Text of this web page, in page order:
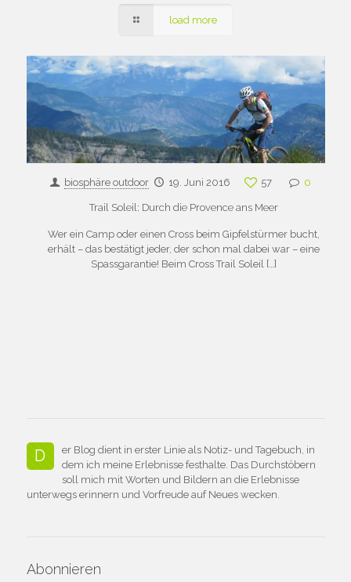
load more
biosphäre outdoor 19. Juni 2016 57 0
Trail Soleil: Durch die Provence ans Meer
Wer ein Camp oder einen Cross beim Gipfelstürmer bucht,
erhält – das bestätigt jeder, der schon mal dabei war – eine
Spassgarantie! Beim Cross Trail Soleil[…]
D
er Blog dient in erster Linie als Notiz- und Tagebuch, in
dem ich meine Erlebnisse festhalte. Das Durchstöbern
soll mich mit Worten und Bildern an die Erlebnisse
unterwegs erinnern und Vorfreude auf Neues wecken.
Abonnieren